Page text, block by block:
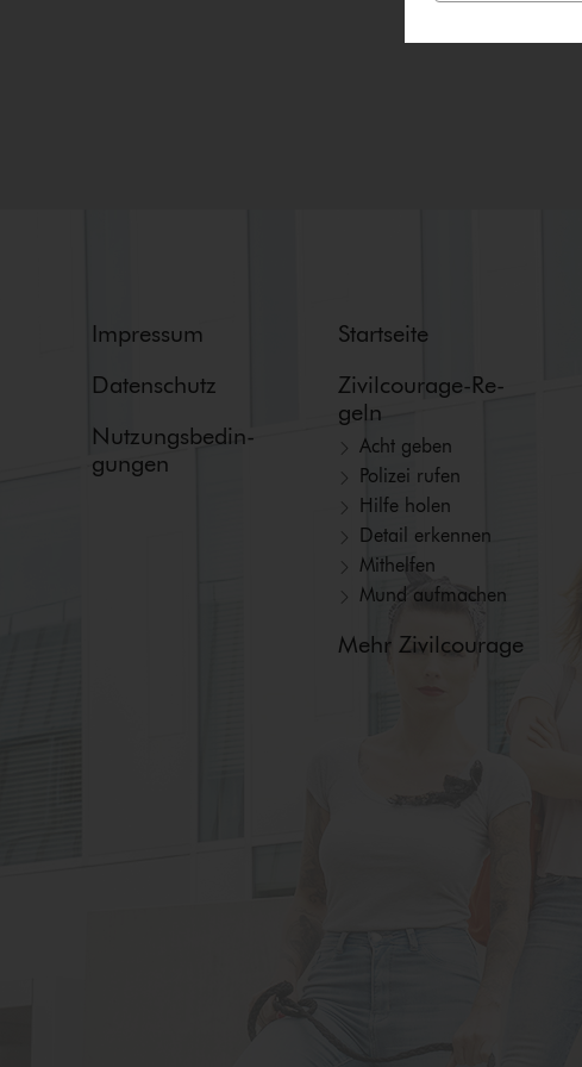
Impressum
Datenschutz
Nut­zungs­be­din­
gun­gen
Startseite
Zi­vil­cou­ra­ge-Re­
geln
Acht geben
Polizei rufen
Hilfe holen
Detail erkennen
Mithelfen
Mund aufmachen
Mehr Zivilcourage